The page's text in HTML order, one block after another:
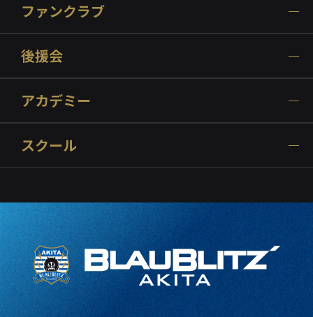
ファンクラブ
後援会
アカデミー
スクール